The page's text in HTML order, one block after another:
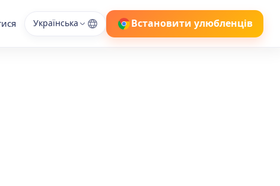
Українська Встановити улюбленців